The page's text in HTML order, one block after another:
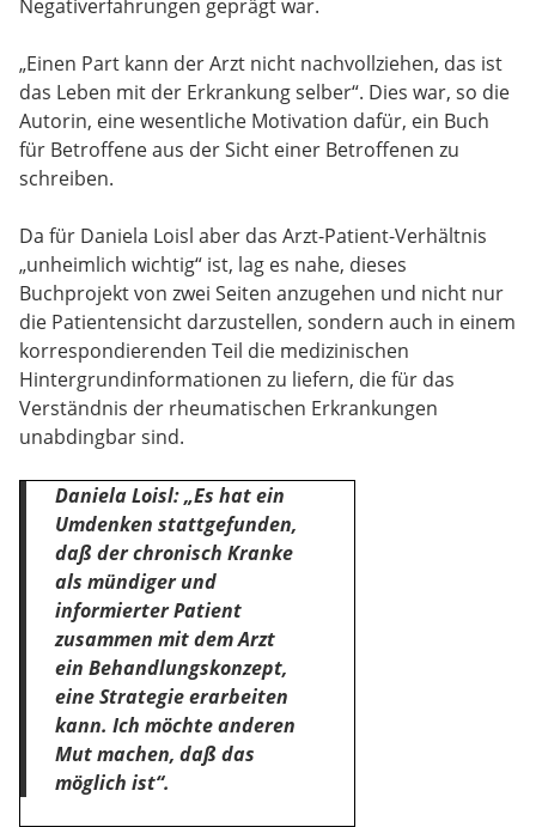
Negativerfahrungen geprägt war.
„Einen Part kann der Arzt nicht nachvollziehen, das ist
das Leben mit der Erkrankung selber“. Dies war, so die
Autorin, eine wesentliche Motivation dafür, ein Buch
für Betroffene aus der Sicht einer Betroffenen zu
schreiben.
Da für Daniela Loisl aber das Arzt-Patient-Verhältnis
„unheimlich wichtig“ ist, lag es nahe, dieses
Buchprojekt von zwei Seiten anzugehen und nicht nur
die Patientensicht darzustellen, sondern auch in einem
korrespondierenden Teil die medizinischen
Hintergrundinformationen zu liefern, die für das
Verständnis der rheumatischen Erkrankungen
unabdingbar sind.
Daniela Loisl:„Es hat ein
Umdenken stattgefunden,
daß der chronisch Kranke
als mündiger und
informierter Patient
zusammen mit dem Arzt
ein Behandlungskonzept,
eine Strategie erarbeiten
kann. Ich möchte anderen
Mut machen, daß das
möglich ist“.